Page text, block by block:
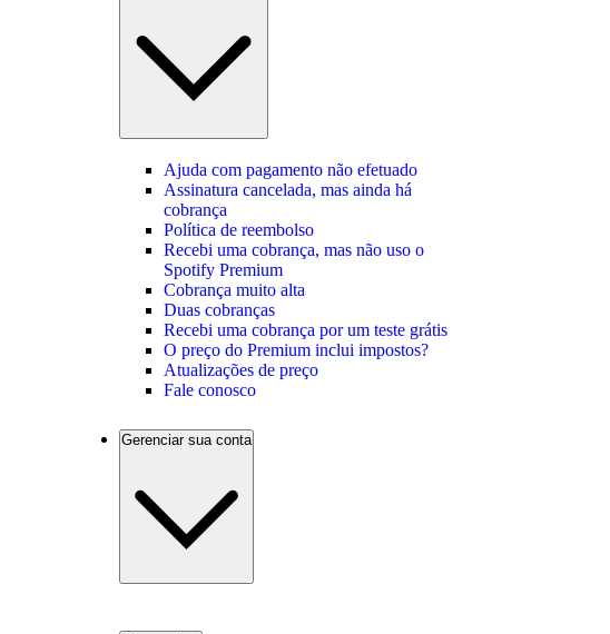
Ajuda com pagamento não efetuado
Assinatura cancelada, mas ainda há
cobrança
Política de reembolso
Recebi uma cobrança, mas não uso o
Spotify Premium
Cobrança muito alta
Duas cobranças
Recebi uma cobrança por um teste grátis
O preço do Premium inclui impostos?
Atualizações de preço
Fale conosco
Gerenciar sua conta